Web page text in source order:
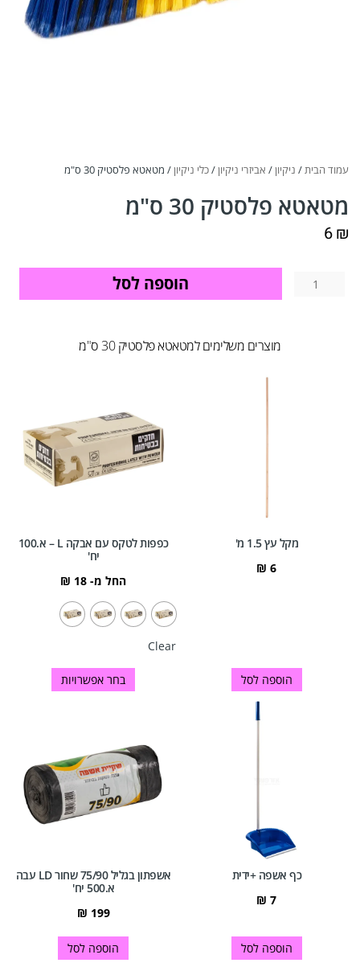
עמוד הבית/ ניקיון/ אביזרי ניקיון/כלי ניקיון/ מטאטא פלסטיק 30 ס"מ
מטאטא פלסטיק 30 ס"מ
6₪
הוספה לסל
מוצרים משלימים למטאטא פלסטיק 30 ס"מ
מקל עץ 1.5 מ'
6
₪
הוספה לסל
כפפות לטקס עם אבקה L – א.100
יח'
החל מ- 18
₪
בחר אפשרויות
Clear
כף אשפה +ידית
7
₪
הוספה לסל
אשפתון בגליל 75/90 שחור LD עבה
א.500 יח'
199
₪
הוספה לסל